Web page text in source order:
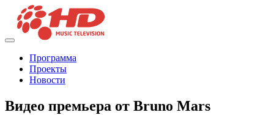
Программа
Проекты
Новости
Видео премьера от Bruno Mars